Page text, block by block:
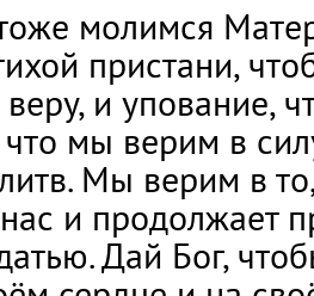
молимся
пристани,
и упование,
мы верим в
Мы верим в
и продолжает
Дай Бог,